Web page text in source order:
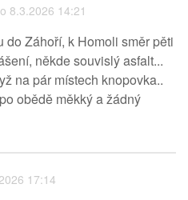
8.3.2026 14:21
do Záhoří, k Homoli směr pěti
někde souvislý asfalt...
na pár místech knopovka..
obědě měkký a žádný
17:14